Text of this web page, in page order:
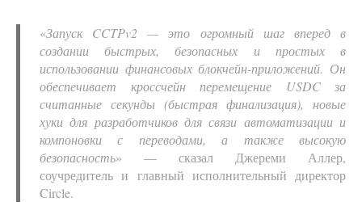
«Запуск CCTPv2 — это огромный шаг вперед в
создании быстрых, безопасных и простых в
использовании финансовых блокчейн-приложений. Он
обеспечивает кроссчейн перемещение USDC за
считанные секунды (быстрая финализация), новые
хуки для разработчиков для связи автоматизации и
компоновки с переводами, а также высокую
безопасность» — сказал Джереми Аллер,
соучредитель и главный исполнительный директор
Circle.